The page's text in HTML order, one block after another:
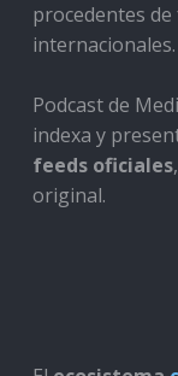
procedentes
internacionales.
Podcast de
indexa y
feeds oficiales
original.